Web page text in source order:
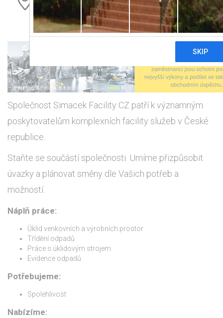
Společnost Simacek Facility CZ patří k významným
poskytovatelům komplexních facility služeb v České
republice.
Staňte se součástí společnosti. Umíme přizpůsobit
úvazky a plánovat směny dle Vašich potřeb a
možností.
Náplň práce:
Úklid venkovních a výrobních prostor
Třídění odpadů
Práce s úklidovým strojem
Evidence odpadů
Potřebujeme:
Spolehlivost
Nabízíme: